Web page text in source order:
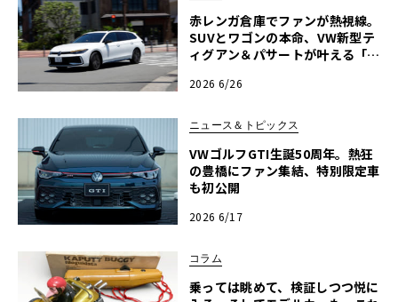
赤レンガ倉庫でファンが熱視線。
SUVとワゴンの本命、VW新型テ
ィグアン＆パサートが叶える「走
ズミート2026横浜】〈PR〉
2026 6/26
ニュース＆トピックス
VWゴルフGTI生誕50周年。熱狂
の豊橋にファン集結、特別限定車
も初公開
2026 6/17
コラム
乗っては眺めて、検証しつつ悦に